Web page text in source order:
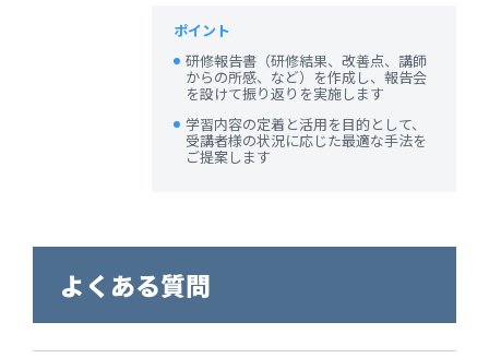
ポイント
研修報告書（研修結果、改善点、講師
からの所感、など）を作成し、報告会
を設けて振り返りを実施します
学習内容の定着と活用を目的として、
受講者様の状況に応じた最適な手法を
ご提案します
よくある質問